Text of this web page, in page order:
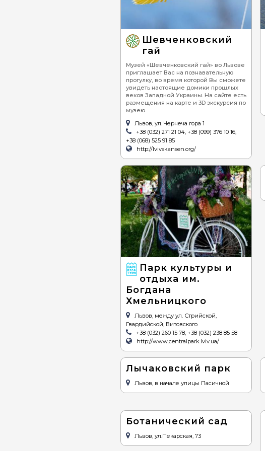
Шевченковский
гай
Музей «Шевченковский гай» во Львове
приглашает Вас на познавательную
прогулку, во время которой Вы сможете
увидеть настоящие домики прошлых
веков Западной Украины. На сайте есть
размещения на карте и 3D экскурсия по
музею.
Львов, ул. Чернеча гора 1
+38 (032) 271 21 04, +38 (099) 376 10 16,
+38 (068) 525 91 85
http://lvivskansen.org/
Парк культуры и
отдыха им.
Богдана
Хмельницкого
Львов, между ул. Стрийской,
Гвардийской, Витовского
+38 (032) 260 15 78, +38 (032) 238 85 58
http://www.centralpark.lviv.ua/
Лычаковский парк
Львов, в начале улицы Пасичной
Ботанический сад
Львов, ул.Пекарская, 73